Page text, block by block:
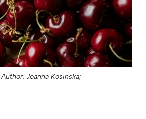
Author: Joanna Kosinska;